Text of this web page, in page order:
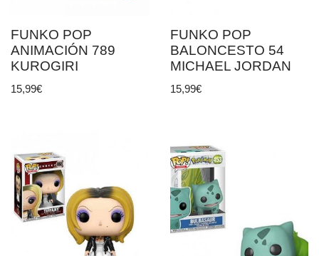
FUNKO POP
ANIMACIÓN 789
KUROGIRI
15,99€
FUNKO POP
BALONCESTO 54
MICHAEL JORDAN
15,99€